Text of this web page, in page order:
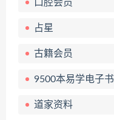
口腔会员
占星
古籍会员
9500本易学电子书
道家资料